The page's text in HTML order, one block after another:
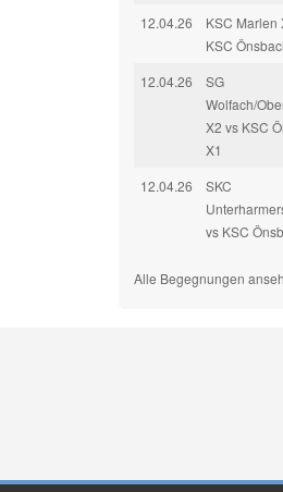
12.04.26
KSC Marlen
KSC
12.04.26
SG
Wolfach/
X2 vs KSC
X1
12.04.26
SKC
vs KSC
Alle Begegnungen